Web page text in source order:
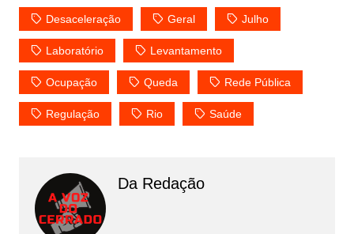
Desaceleração Geral Julho
Laboratório Levantamento
Ocupação Queda Rede Pública
Regulação Rio Saúde
Da Redação